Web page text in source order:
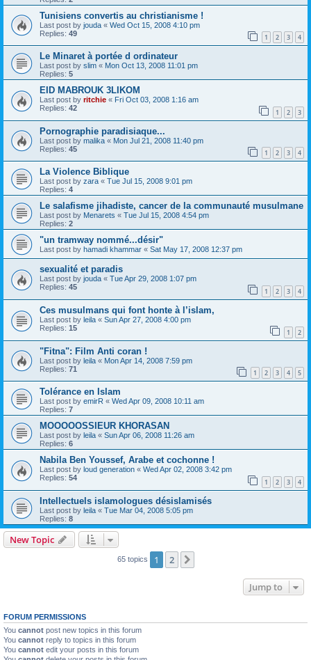
Tunisiens convertis au christianisme !
Last post by jouda « Wed Oct 15, 2008 4:10 pm
Replies: 49 1 2 3 4
Le Minaret à portée d ordinateur
Last post by slim « Mon Oct 13, 2008 11:01 pm
Replies: 5
EID MABROUK 3LIKOM
Last post by ritchie « Fri Oct 03, 2008 1:16 am
Replies: 42 1 2 3
Pornographie paradisiaque...
Last post by malika « Mon Jul 21, 2008 11:40 pm
Replies: 45 1 2 3 4
La Violence Biblique
Last post by zara « Tue Jul 15, 2008 9:01 pm
Replies: 4
Le salafisme jihadiste, cancer de la communauté musulmane
Last post by Menarets « Tue Jul 15, 2008 4:54 pm
Replies: 2
"un tramway nommé...désir"
Last post by hamadi khammar « Sat May 17, 2008 12:37 pm
sexualité et paradis
Last post by jouda « Tue Apr 29, 2008 1:07 pm
Replies: 45 1 2 3 4
Ces musulmans qui font honte à l’islam,
Last post by leila « Sun Apr 27, 2008 4:00 pm
Replies: 15 1 2
"Fitna": Film Anti coran !
Last post by leila « Mon Apr 14, 2008 7:59 pm
Replies: 71 1 2 3 4 5
Tolérance en Islam
Last post by emirR « Wed Apr 09, 2008 10:11 am
Replies: 7
MOOOOOSSIEUR KHORASAN
Last post by leila « Sun Apr 06, 2008 11:26 am
Replies: 6
Nabila Ben Youssef, Arabe et cochonne !
Last post by loud generation « Wed Apr 02, 2008 3:42 pm
Replies: 54 1 2 3 4
Intellectuels islamologues désislamisés
Last post by leila « Tue Mar 04, 2008 5:05 pm
Replies: 8
New Topic
65 topics 1 2
Jump to
FORUM PERMISSIONS
You cannot post new topics in this forum
You cannot reply to topics in this forum
You cannot edit your posts in this forum